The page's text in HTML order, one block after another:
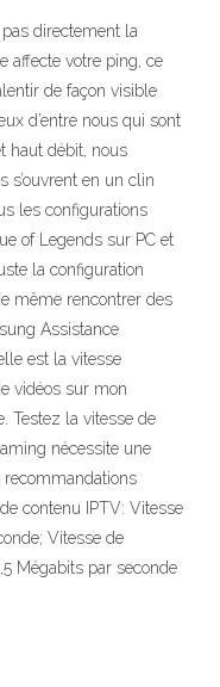
directement la
affecte votre ping, ce
de façon visible
d’entre nous qui sont
haut débit, nous
s’ouvrent en un clin
les configurations
of Legends sur PC et
la configuration
même rencontrer des
Assistance
est la vitesse
vidéos sur mon
Testez la vitesse de
nécessite une
recommandations
contenu IPTV: Vitesse
Vitesse de
Mégabits par seconde